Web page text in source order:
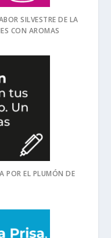
SILVESTRE DE LA
CON AROMAS
POR EL PLUMÓN DE